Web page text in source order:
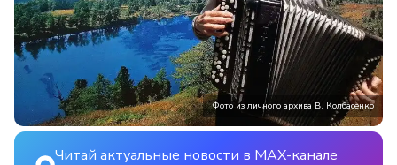
Фото из личного архива В. Колбасенко
Читай актуальные новости в MAX-канале